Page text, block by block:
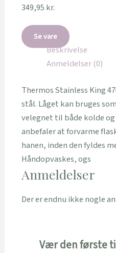
349,95 kr.
Se vare
Beskrivelse
Anmeldelser (0)
Thermos Stainless King
stål. Låget kan bruges
velegnet til både kolde og
anbefaler at forvarme
hanen, inden den fyldes
Håndopvaskes, ogs
Anmeldelser
Der er endnu ikke nogle
Vær den første